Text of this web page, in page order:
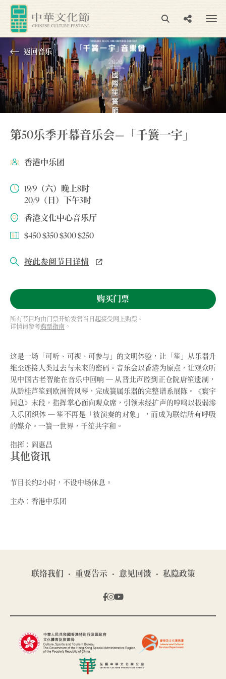
返回⾳乐
第50乐季开幕音乐会—「千簧一宇」
香港中乐团
19/9（六）晚上8时
20/9（日）下午3时
香港文化中心音乐厅
$450 $350 $300 $250
按此参阅节目详情
购买门票
所有节目均由门票开始发售当日起接受网上购票。
详情请参考购票指南 。
这是一场「可听、可视、可参与」的文明体验，让「笙」从乐器升
维至连接人类过去与未来的密码。音乐会以香港为原点，让观众听
见中国古老智能在音乐中回响 ─ 从晋北声腔到正仓院唐笙遗制，
从黔桂芦笙到欧洲管风琴，完成簧属乐器的完整谱系展陈。《寰宇
同息》末段，指挥掌心面向观众席，引领未经扩声的哼鸣以极弱渗
入乐团织体 ─ 笙不再是「被演奏的对象」，而成为联结所有呼吸
的媒介。一簧一世界，千笙共宇和。
指挥：阎惠昌
其他资讯
节目长约2小时，不设中场休息。
主办：香港中乐团
联络我们 重要告示 意见回馈 私隐政策